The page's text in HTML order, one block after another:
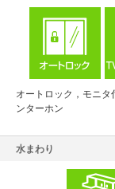
オートロック，モニタ
ンターホン
水まわり